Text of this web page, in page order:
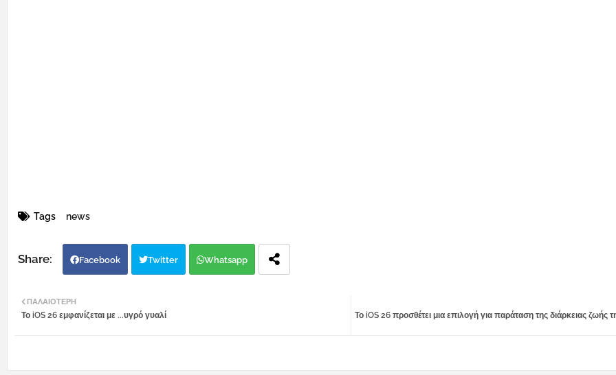
Tags news
Facebook Twitter Whatsapp
Το iOS 26 προσθέτει μια επιλογή για παράταση της διάρκειας ζωής
ΠΑΛΑΙΌΤΕΡΗ
Το iOS 26 εμφανίζεται με ...υγρό γυαλί